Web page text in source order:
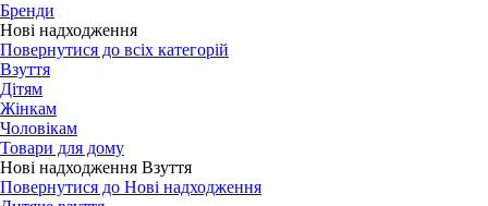
Бренди
Нові надходження
Повернутися до всіх категорій
Взуття
Дітям
Жінкам
Чоловікам
Товари для дому
Нові надходження Взуття
Повернутися до Нові надходження